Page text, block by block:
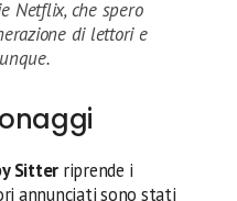
Netflix, che spero
di lettori e
Sitter riprende i
annunciati sono stati